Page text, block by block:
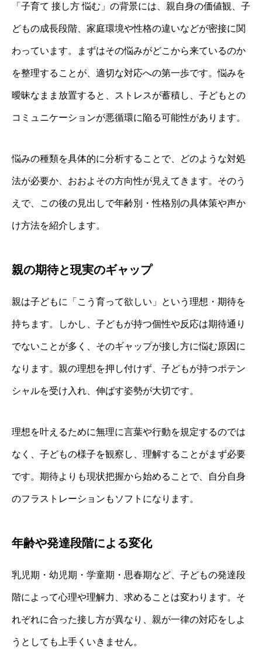
「子育て 接し方 悩む」の背景には、親自身の価値観、子
どもの成長段階、家庭環境や性格の違いなどが密接に関
わっています。まずはその悩みがどこから来ているのか
を整理することが、適切な対応への第一歩です。悩みを
曖昧なまま放置すると、ストレスが蓄積し、子どもとの
コミュニケーションが悪循環に陥る可能性があります。
悩みの種類を具体的に分析することで、どのような対処
法が必要か、おおよその方向性が見えてきます。そのう
えで、この後の見出しで年齢別・性格別の具体策や声か
け方法を紹介します。
親の期待と現実のギャップ
親は子どもに「こう育って欲しい」という理想・期待を
持ちます。しかし、子どもが持つ個性や反応は期待通り
でないことが多く、そのギャップが接し方に悩む原因に
なります。親の理想を押し付けず、子どもが持つポテン
シャルを受け入れ、伸ばす姿勢が大切です。
理想を叶えるために無理に言葉や行動を規定するのでは
なく、子どもの様子を観察し、理解することがまず必要
です。期待よりも現状把握から始めることで、自分自身
のフラストレーションもソフトになります。
年齢や発達段階による変化
乳児期・幼児期・学童期・思春期など、子どもの発達段
階によって心理や理解力、求めることは変わります。そ
れぞれに合った接し方が異なり、親が一律の対応をしよ
うとしても上手くいきません。